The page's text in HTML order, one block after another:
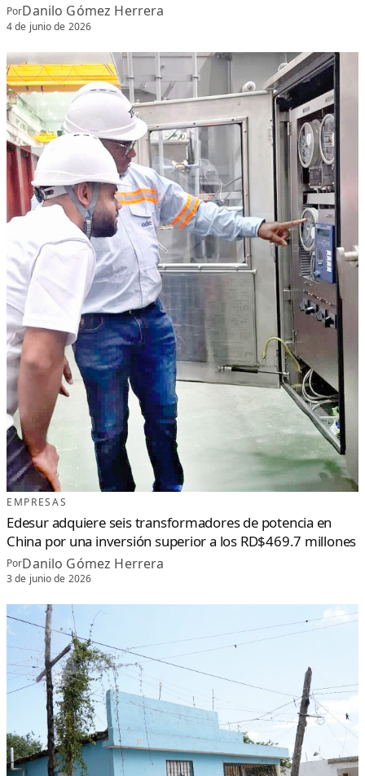
PorDanilo Gómez Herrera
4 de junio de 2026
EMPRESAS
Edesur adquiere seis transformadores de potencia en
China por una inversión superior a los RD$469.7 millones
PorDanilo Gómez Herrera
3 de junio de 2026